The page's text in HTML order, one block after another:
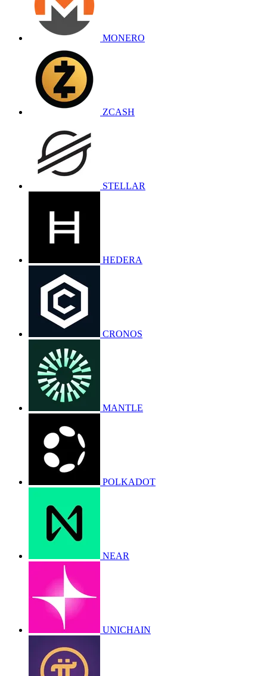
MONERO
ZCASH
STELLAR
HEDERA
CRONOS
MANTLE
POLKADOT
NEAR
UNICHAIN